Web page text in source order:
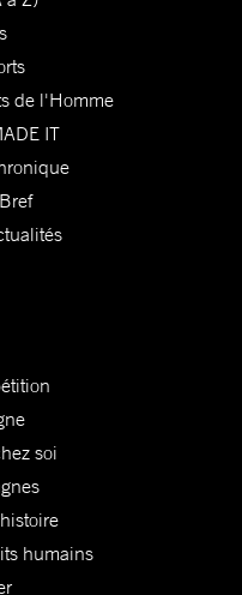
de l'Homme
IT
soi
humains